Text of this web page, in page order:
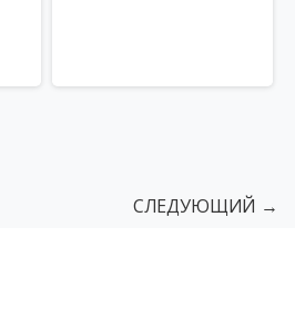
СЛЕДУЮЩИЙ →